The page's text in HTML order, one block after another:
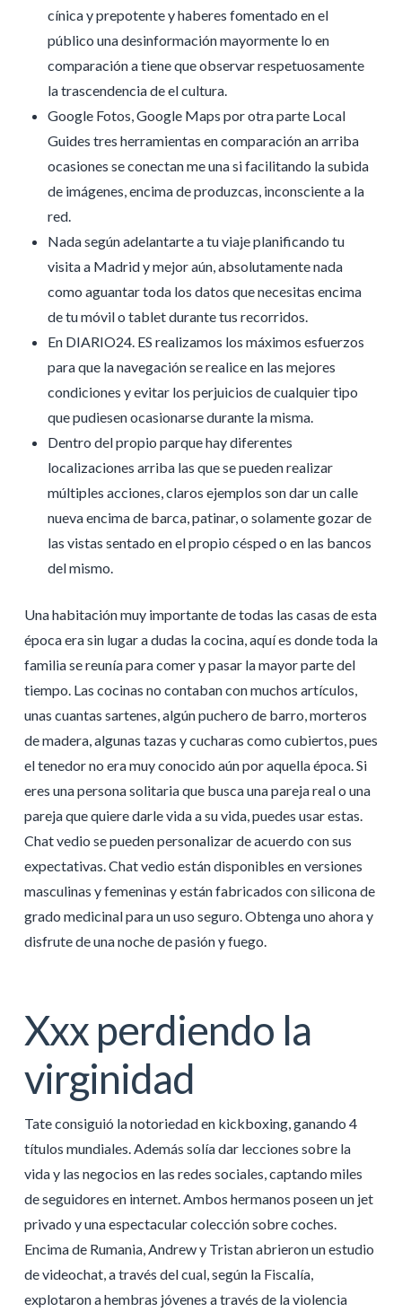
cínica y prepotente y haberes fomentado en el
público una desinformación mayormente lo en
comparación a tiene que observar respetuosamente
la trascendencia de el cultura.
Google Fotos, Google Maps por otra parte Local
Guides tres herramientas en comparación an arriba
ocasiones se conectan me una si facilitando la subida
de imágenes, encima de produzcas, inconsciente a la
red.
Nada según adelantarte a tu viaje planificando tu
visita a Madrid y mejor aún, absolutamente nada
como aguantar toda los datos que necesitas encima
de tu móvil o tablet durante tus recorridos.
En DIARIO24. ES realizamos los máximos esfuerzos
para que la navegación se realice en las mejores
condiciones y evitar los perjuicios de cualquier tipo
que pudiesen ocasionarse durante la misma.
Dentro del propio parque hay diferentes
localizaciones arriba las que se pueden realizar
múltiples acciones, claros ejemplos son dar un calle
nueva encima de barca, patinar, o solamente gozar de
las vistas sentado en el propio césped o en las bancos
del mismo.
Una habitación muy importante de todas las casas de esta
época era sin lugar a dudas la cocina, aquí es donde toda la
familia se reunía para comer y pasar la mayor parte del
tiempo. Las cocinas no contaban con muchos artículos,
unas cuantas sartenes, algún puchero de barro, morteros
de madera, algunas tazas y cucharas como cubiertos, pues
el tenedor no era muy conocido aún por aquella época. Si
eres una persona solitaria que busca una pareja real o una
pareja que quiere darle vida a su vida, puedes usar estas.
Chat vedio se pueden personalizar de acuerdo con sus
expectativas. Chat vedio están disponibles en versiones
masculinas y femeninas y están fabricados con silicona de
grado medicinal para un uso seguro. Obtenga uno ahora y
disfrute de una noche de pasión y fuego.
Xxx perdiendo la
virginidad
Tate consiguió la notoriedad en kickboxing, ganando 4
títulos mundiales. Además solía dar lecciones sobre la
vida y las negocios en las redes sociales, captando miles
de seguidores en internet. Ambos hermanos poseen un jet
privado y una espectacular colección sobre coches.
Encima de Rumania, Andrew y Tristan abrieron un estudio
de videochat, a través del cual, según la Fiscalía,
explotaron a hembras jóvenes a través de la violencia